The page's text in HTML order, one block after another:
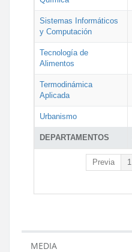
DEPARTAMENTOS
Sistemas Informáticos
y Computación
Tecnología de
Alimentos
Termodinámica
Aplicada
Urbanismo
Previa 1
MEDIA